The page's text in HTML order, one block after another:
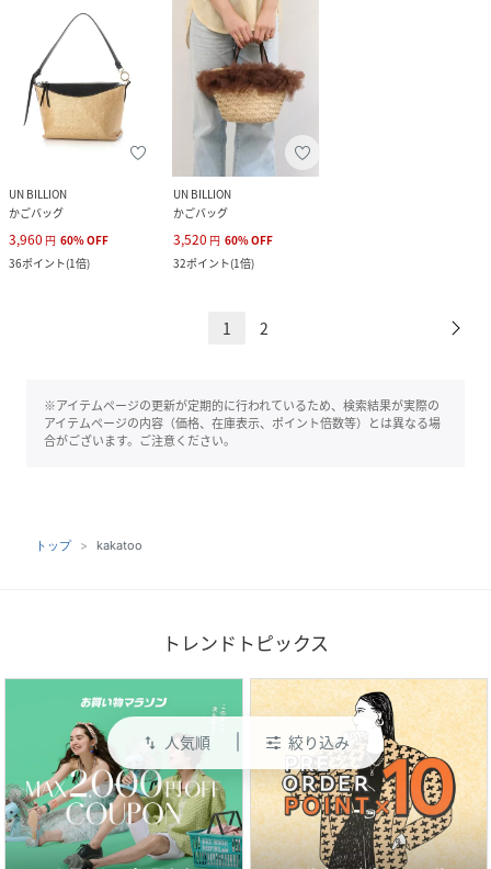
swap_vert 人気順 絞り込み
UN BILLION
かごバッグ
3,960 円 60%OFF
36ポイント(1倍)
UN BILLION
かごバッグ
3,520 円 60%OFF
32ポイント(1倍)
1 2
※アイテムページの更新が定期的に行われているため、検索結果が実際の
アイテムページの内容（価格、在庫表示、ポイント倍数等）とは異なる場
合がございます。ご注意ください。
トップ kakatoo
トレンドトピックス